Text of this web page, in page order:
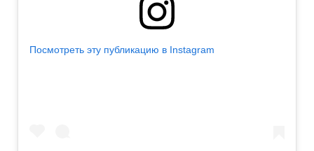
Посмотреть эту публикацию в Instagram